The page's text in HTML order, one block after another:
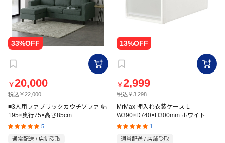
￥20,000
税込￥22,000
■3人用ファブリックカウチソファ 幅
195×奥行75×高さ85cm
5
通常配送 / 店舗受取
￥2,999
税込￥3,298
MrMax 押入れ衣装ケース L
W390×D740×H300mm ホワイト
1
通常配送 / 店舗受取